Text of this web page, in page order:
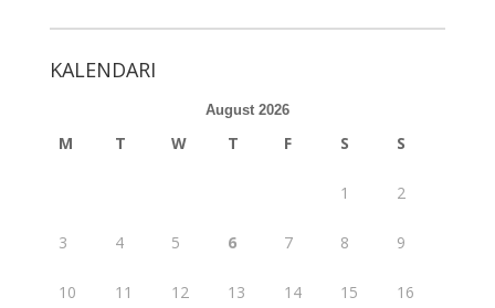
e
b
itt
er
ai ar
KALENDARI
August 2026
M T W T F S S
1 2
3 4 5 6 7 8 9
10 11 12 13 14 15 16